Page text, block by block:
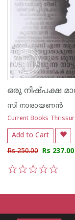
സി നാരായണന്‍
Current Books Thrissur
Add to Cart
Rs 250.00 Rs 237.00